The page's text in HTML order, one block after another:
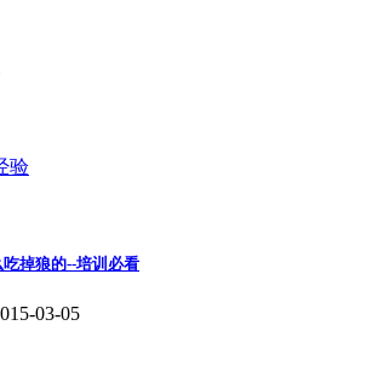
验
掉狼的--培训必看
03-05